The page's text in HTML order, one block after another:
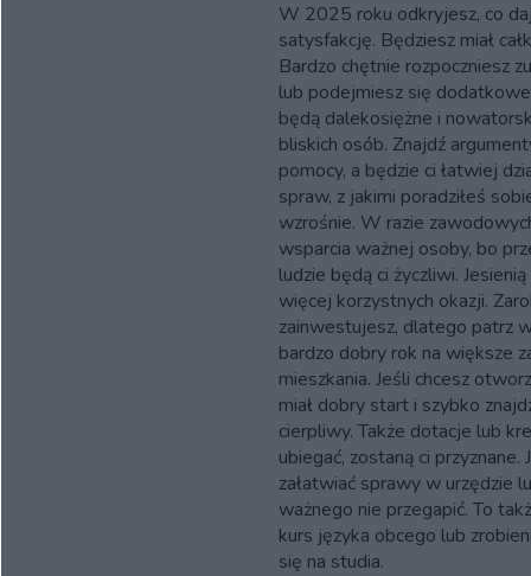
W 2025 roku odkryjesz, co
satysfakcję. Będziesz miał
Bardzo chętnie rozpoczniesz
lub podejmiesz się
będą dalekosiężne i
bliskich osób. Znajdź
pomocy, a będzie ci łatwiej
spraw, z jakimi poradziłeś
wzrośnie. W razie
wsparcia ważnej osoby, bo
ludzie będą ci życzliwi.
więcej korzystnych okazji.
zainwestujesz, dlatego patrz
bardzo dobry rok na większe
mieszkania. Jeśli chcesz
miał dobry start i szybko
cierpliwy. Także dotacje lub
ubiegać, zostaną ci
załatwiać sprawy w urzędzie
ważnego nie przegapić. To
kurs języka obcego lub
się na studia.